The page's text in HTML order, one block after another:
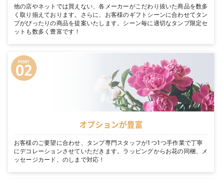
他の店やネットでは買えない、各メーカーがこだわり抜いた商品を数多
く取り揃えております。さらに、お客様のギフトシーンに合わせてタン
プがぴったりの商品を提案いたします。シーン毎に適切なタンプ限定セ
ットも数多く豊富です！
オプションが豊富
お客様のご要望に合わせ、タンプ専門スタッフが1つ1つ手作業で丁寧
にデコレーションさせていただきます。ラッピングからお花の同梱、メ
ッセージカード、のしまで対応！